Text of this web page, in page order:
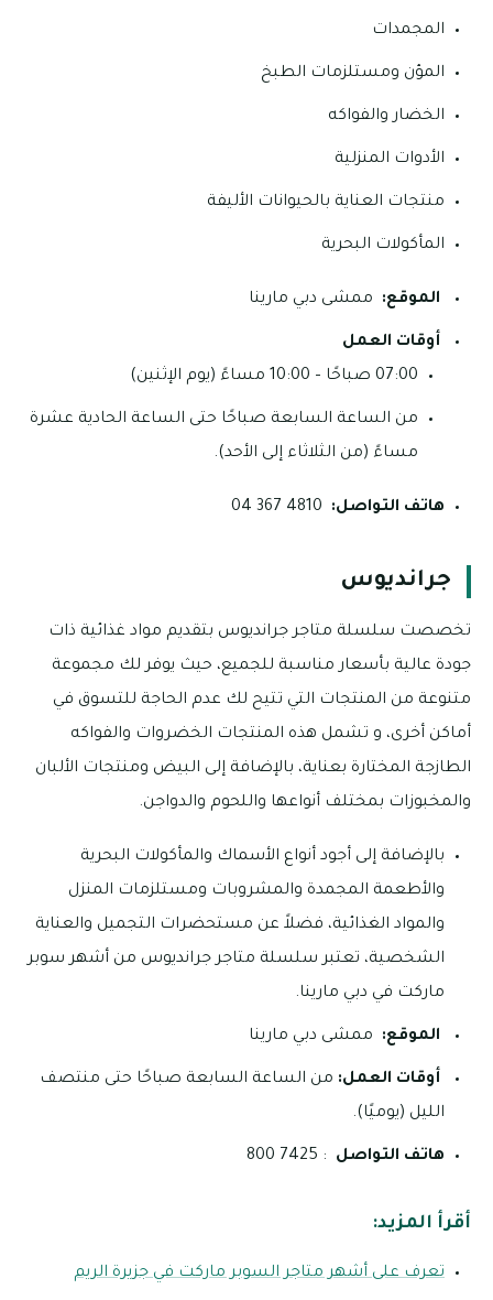
المجمدات
المؤن ومستلزمات الطبخ
الخضار والفواكه
الأدوات المنزلية
منتجات العناية بالحيوانات الأليفة
المأكولات البحرية
الموقع: ممشى دبي مارينا
أوقات العمل
07:00 صباحًا – 10:00 مساءً (يوم الإثنين)
من الساعة السابعة صباحًا حتى الساعة الحادية عشرة
مساءً (من الثلاثاء إلى الأحد).
هاتف التواصل:
جرانديوس
تخصصت سلسلة متاجر جرانديوس بتقديم مواد غذائية ذات
جودة عالية بأسعار مناسبة للجميع، حيث يوفر لك مجموعة
متنوعة من المنتجات التي تتيح لك عدم الحاجة للتسوق في
أماكن أخرى، و تشمل هذه المنتجات الخضروات والفواكه
الطازجة المختارة بعناية، بالإضافة إلى البيض ومنتجات الألبان
والمخبوزات بمختلف أنواعها واللحوم والدواجن.
بالإضافة إلى أجود أنواع الأسماك والمأكولات البحرية
والأطعمة المجمدة والمشروبات ومستلزمات المنزل
والمواد الغذائية، فضلاً عن مستحضرات التجميل والعناية
الشخصية، تعتبر سلسلة متاجر جرانديوس من أشهر سوبر
ماركت في دبي مارينا.
الموقع: ممشى دبي مارينا
أوقات العمل: من الساعة السابعة صباحًا حتى منتصف
الليل (يوميًا).
هاتف التواصل : 7425 800
أقرأ المزيد:
تعرف على أشهر متاجر السوبر ماركت في جزيرة الريم